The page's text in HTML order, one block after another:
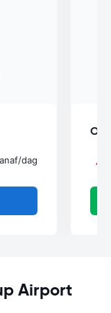
/dag
Airport